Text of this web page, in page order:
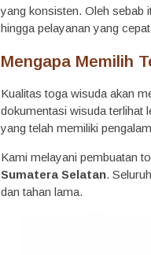
yang konsisten. Oleh sebab
hingga pelayanan yang
Mengapa Memilih
Kualitas toga wisuda akan
dokumentasi wisuda terlihat
yang telah memiliki
Kami melayani pembuatan
Sumatera Selatan.
dan tahan lama.